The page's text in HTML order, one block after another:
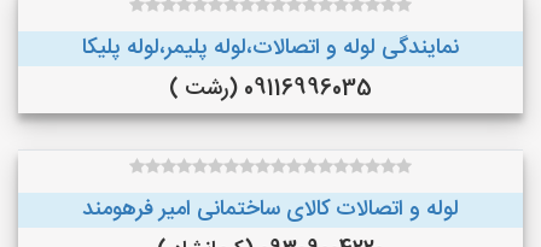
نمایندگی لوله و اتصالات،لوله پلیمر،لوله پلیکا
09116996035 (رشت )
لوله و اتصالات کالای ساختمانی امیر فرهومند